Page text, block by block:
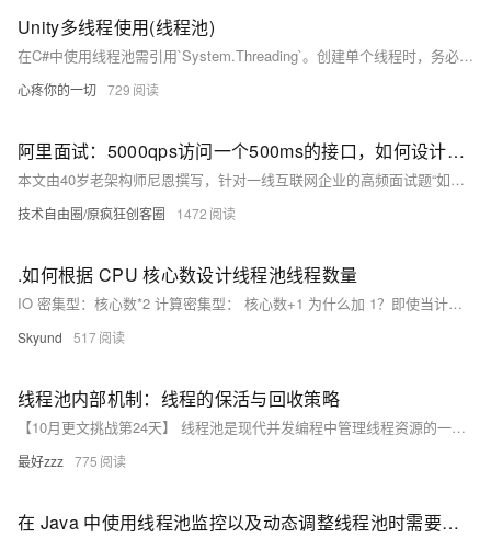
Unity多线程使用(线程池)
在C#中使用线程池需引用`System.Threading`。创建单个线程时，务必在Unity程序停止前关闭线程（如使用`Thread.Abort()`），否则可能导致崩溃。示例代码展示了如何创建和管理线程，确保在线程中执行任务并在主线程中处理结果。完整代码包括线程池队列、主线程检查及线程安全的操作队列管理，确保多线程操作的稳定性和安全性。
心疼你的一切 729
阿里面试：5000qps访问一个500ms的接口，如何设计线程池的核心线程数、最大线程数？ 需要多少台机器？
本文由40岁老架构师尼恩撰写，针对一线互联网企业的高频面试题“如何确定系统的最佳线程数”进行系统化梳理。文章详细介绍了线程池设计的三个核心步骤：理论预估、压测验证和监控调整，并结合实际案例（5000qps、500ms响应时间、4核8G机器）给出具体参数设置建议。此外，还提供了《尼恩Java面试宝典PDF》等资源，帮助读者提升技术能力，顺利通过大厂面试。关注【技术自由圈】公众号，回复“领电子书”获取更多学习资料。
技术自由圈/原疯狂创客圈 1472
.如何根据 CPU 核心数设计线程池线程数量
IO 密集型：核心数*2 计算密集型： 核心数+1 为什么加 1？即使当计算密集型的线程偶尔由于缺失故障或者其他原因而暂停时，这个额外的线程也能确保 CPU 的时钟周期不会被浪费。
Skyund 517
线程池内部机制：线程的保活与回收策略
【10月更文挑战第24天】 线程池是现代并发编程中管理线程资源的一种高效机制。它不仅能够复用线程，减少创建和销毁线程的开销，还能有效控制并发线程的数量，提高系统资源的利用率。本文将深入探讨线程池中线程的保活和回收机制，帮助你更好地理解和使用线程池。
最好zzz 775
在 Java 中使用线程池监控以及动态调整线程池时需要注意什么？